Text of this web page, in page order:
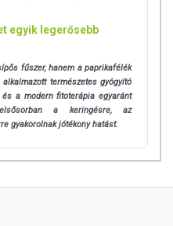
egyik legerősebb
fűszer, hanem a paprikafélék
természetes gyógyító
a modern fitoterápia egyaránt
a keringésre, az
gyakorolnak jótékony hatást.